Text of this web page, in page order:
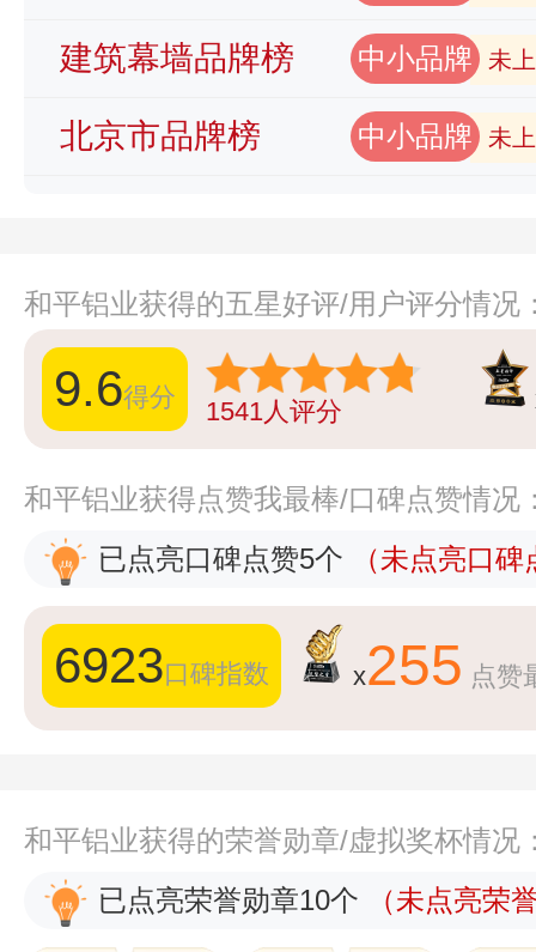
建筑幕墙品牌榜 中小品牌 未
北京市品牌榜 中小品牌 未
和平铝业获得的五星好评/用户评分情况
9.6得分 1541人评分
和平铝业获得点赞我最棒/口碑点赞情况
已点亮口碑点赞5个
（未点亮口
6923口碑指数 x255 点赞
和平铝业获得的荣誉勋章/虚拟奖杯情况
已点亮荣誉勋章10个
（未点亮荣